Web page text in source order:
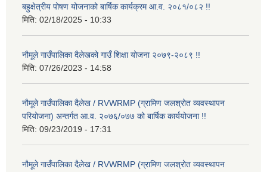
बहुक्षेत्रीय पोषण योजनाको बार्षिक कार्यक्रम आ.व. २०८१/०८२ !!
मिति: 02/18/2025 - 10:33
नौमूले गाउँपालिका दैलेखको गाउँ शिक्षा योजना २०७९-२०८९ !!
मिति: 07/26/2023 - 14:58
नौमूले गाउँपालिका दैलेख / RVWRMP (ग्रामिण जलश्रोत व्यवस्थापन
परियोजना) अन्तर्गत आ.व. २०७६/०७७ को बार्षिक कार्ययोजना !!
मिति: 09/23/2019 - 17:31
नौमूले गाउँपालिका दैलेख / RVWRMP (ग्रामिण जलश्रोत व्यवस्थापन